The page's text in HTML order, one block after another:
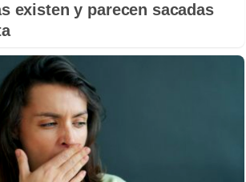
existen y parecen sacadas